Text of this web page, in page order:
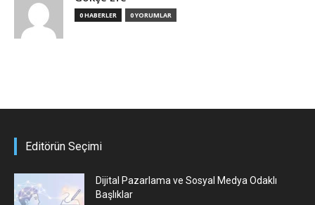
0 HABERLER 0 YORUMLAR
Editörün Seçimi
Dijital Pazarlama ve Sosyal Medya Odaklı
Başlıklar